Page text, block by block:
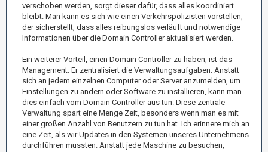
verschoben werden, sorgt dieser dafür, dass alles koordiniert
bleibt. Man kann es sich wie einen Verkehrspolizisten vorstellen,
der sicherstellt, dass alles reibungslos verläuft und notwendige
Informationen über die Domain Controller aktualisiert werden.
Ein weiterer Vorteil, einen Domain Controller zu haben, ist das
Management. Er zentralisiert die Verwaltungsaufgaben. Anstatt
sich an jedem einzelnen Computer oder Server anzumelden, um
Einstellungen zu ändern oder Software zu installieren, kann man
dies einfach vom Domain Controller aus tun. Diese zentrale
Verwaltung spart eine Menge Zeit, besonders wenn man es mit
einer großen Anzahl von Benutzern zu tun hat. Ich erinnere mich an
eine Zeit, als wir Updates in den Systemen unseres Unternehmens
durchführen mussten. Anstatt jede Maschine zu besuchen,